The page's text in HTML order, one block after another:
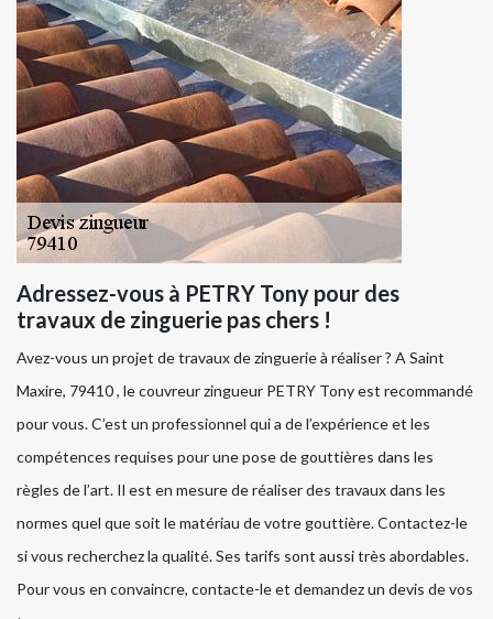
Adressez-vous à PETRY Tony pour des
travaux de zinguerie pas chers !
Avez-vous un projet de travaux de zinguerie à réaliser ? A Saint
Maxire, 79410 , le couvreur zingueur PETRY Tony est recommandé
pour vous. C’est un professionnel qui a de l’expérience et les
compétences requises pour une pose de gouttières dans les
règles de l’art. Il est en mesure de réaliser des travaux dans les
normes quel que soit le matériau de votre gouttière. Contactez-le
si vous recherchez la qualité. Ses tarifs sont aussi très abordables.
Pour vous en convaincre, contacte-le et demandez un devis de vos